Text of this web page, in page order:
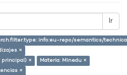
Ir
info:eu-repo/semantics/
×
principal) ×
Materia: Minedu ×
×